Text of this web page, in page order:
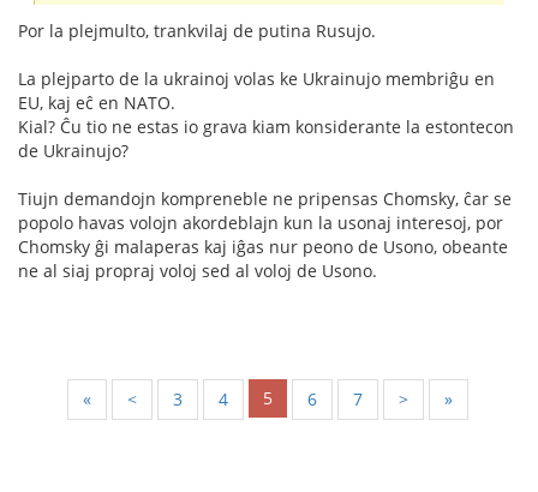
Por la plejmulto, trankvilaj de putina Rusujo.
La plejparto de la ukrainoj volas ke Ukrainujo membriĝu en
EU, kaj eĉ en NATO.
Kial? Ĉu tio ne estas io grava kiam konsiderante la estontecon
de Ukrainujo?
Tiujn demandojn kompreneble ne pripensas Chomsky, ĉar se
popolo havas volojn akordeblajn kun la usonaj interesoj, por
Chomsky ĝi malaperas kaj iĝas nur peono de Usono, obeante
ne al siaj propraj voloj sed al voloj de Usono.
« < 3 4 5 6 7 > »